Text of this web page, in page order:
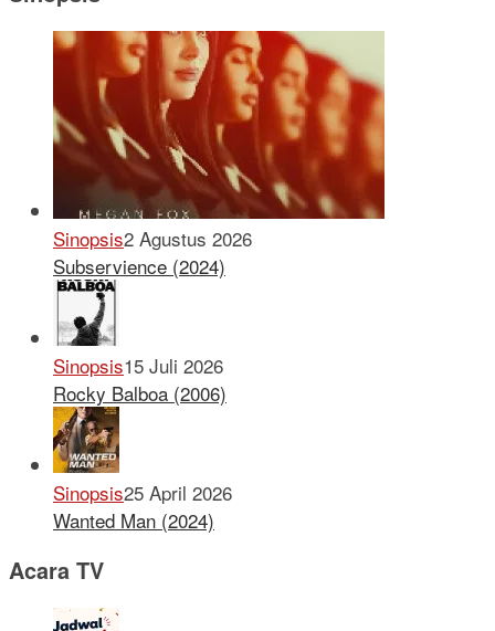
Sinopsis2 Agustus 2026
Subservience (2024)
Sinopsis15 Juli 2026
Rocky Balboa (2006)
Sinopsis25 April 2026
Wanted Man (2024)
Acara TV